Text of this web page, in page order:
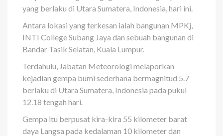
yang berlaku di Utara Sumatera, Indonesia, hari ini.
Antara lokasi yang terkesan ialah bangunan MPKj,
INTI College Subang Jaya dan sebuah bangunan di
Bandar Tasik Selatan, Kuala Lumpur.
Terdahulu, Jabatan Meteorologi melaporkan
kejadian gempa bumi sederhana bermagnitud 5.7
berlaku di Utara Sumatera, Indonesia pada pukul
12.18 tengah hari.
Gempa itu berpusat kira-kira 55 kilometer barat
daya Langsa pada kedalaman 10 kilometer dan